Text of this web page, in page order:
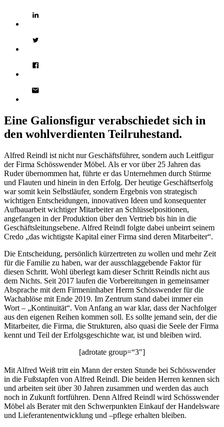
Eine Galionsfigur verabschiedet sich in
den wohlverdienten Teilruhestand.
Alfred Reindl ist nicht nur Geschäftsführer, sondern auch Leitfigur
der Firma Schösswender Möbel. Als er vor über 25 Jahren das
Ruder übernommen hat, führte er das Unternehmen durch Stürme
und Flauten und hinein in den Erfolg. Der heutige Geschäftserfolg
war somit kein Selbstläufer, sondern Ergebnis von strategisch
wichtigen Entscheidungen, innovativen Ideen und konsequenter
Aufbauarbeit wichtiger Mitarbeiter an Schlüsselpositionen,
angefangen in der Produktion über den Vertrieb bis hin in die
Geschäftsleitungsebene. Alfred Reindl folgte dabei unbeirrt seinem
Credo „das wichtigste Kapital einer Firma sind deren Mitarbeiter“.
Die Entscheidung, persönlich kürzertreten zu wollen und mehr Zeit
für die Familie zu haben, war der ausschlaggebende Faktor für
diesen Schritt. Wohl überlegt kam dieser Schritt Reindls nicht aus
dem Nichts. Seit 2017 laufen die Vorbereitungen in gemeinsamer
Absprache mit dem Firmeninhaber Herrn Schösswender für die
Wachablöse mit Ende 2019. Im Zentrum stand dabei immer ein
Wort – „Kontinuität“. Von Anfang an war klar, dass der Nachfolger
aus den eigenen Reihen kommen soll. Es sollte jemand sein, der die
Mitarbeiter, die Firma, die Strukturen, also quasi die Seele der Firma
kennt und Teil der Erfolgsgeschichte war, ist und bleiben wird.
[adrotate group=“3″]
Mit Alfred Weiß tritt ein Mann der ersten Stunde bei Schösswender
in die Fußstapfen von Alfred Reindl. Die beiden Herren kennen sich
und arbeiten seit über 30 Jahren zusammen und werden das auch
noch in Zukunft fortführen. Denn Alfred Reindl wird Schösswender
Möbel als Berater mit den Schwerpunkten Einkauf der Handelsware
und Lieferantenentwicklung und –pflege erhalten bleiben.